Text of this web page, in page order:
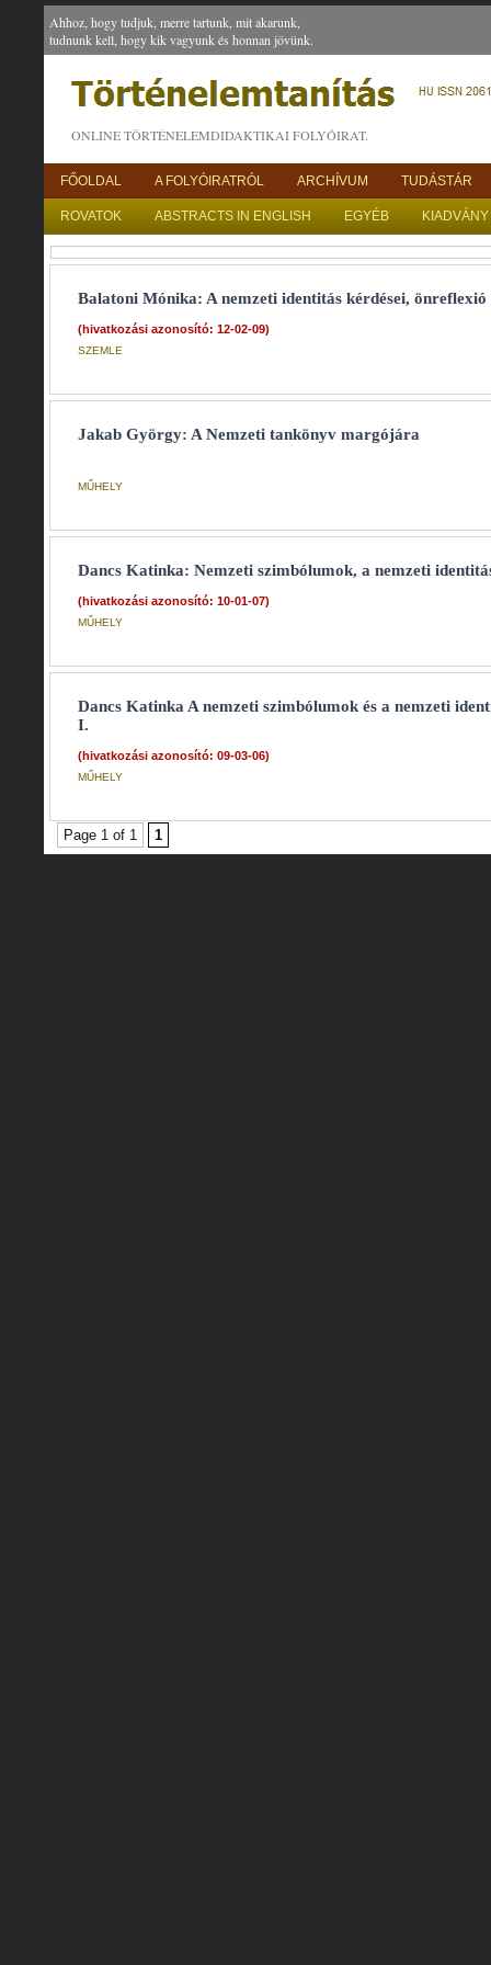
Ahhoz, hogy tudjuk, merre tartunk, mit akarunk,
tudnunk kell, hogy kik vagyunk és honnan jövünk.
ONLINE TÖRTÉNELEMDIDAKTIKAI FOLYÓIRAT.
FŐOLDAL A FOLYÓIRATRÓL ARCHÍVUM TUDÁSTÁR
ROVATOK ABSTRACTS IN ENGLISH EGYÉB
Balatoni Mónika: A nemzeti identitás kérdései,
(hivatkozási azonosító: 12-02-09)
SZEMLE
Jakab György: A Nemzeti tankönyv margójára
MŰHELY
Dancs Katinka: Nemzeti szimbólumok, a nemzeti
(hivatkozási azonosító: 10-01-07)
MŰHELY
Dancs Katinka A nemzeti szimbólumok és a nemzeti
I.
(hivatkozási azonosító: 09-03-06)
MŰHELY
Page 1 of 1 1